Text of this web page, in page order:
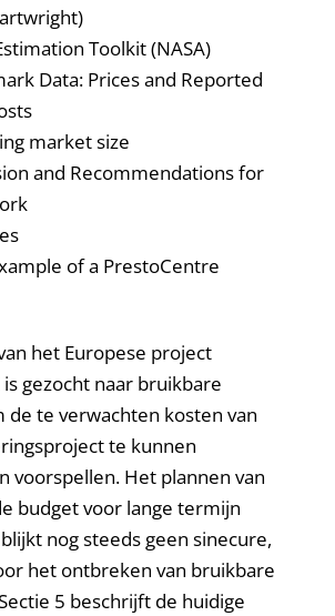
Toolkit (NASA)
Data: Prices and Reported
market size
and Recommendations for
of a PrestoCentre
het Europese project
is gezocht naar bruikbare
de te verwachten kosten van
te kunnen
voorspellen. Het plannen van
budget voor lange termijn
nog steeds geen sinecure,
het ontbreken van bruikbare
5 beschrijft de huidige